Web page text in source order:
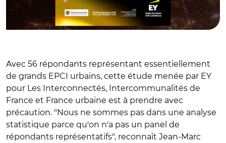
Avec 56 répondants représentant essentiellement
de grands EPCI urbains, cette étude menée par EY
pour Les Interconnectés, Intercommunalités de
France et France urbaine est à prendre avec
précaution. "Nous ne sommes pas dans une analyse
statistique parce qu'on n'a pas un panel de
répondants représentatifs", reconnaît Jean-Marc